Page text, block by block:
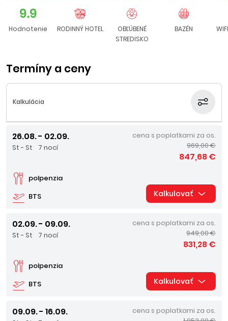
9.9
Hodnotenie RODINNÝ HOTEL
OBĽÚBENÉ
STREDISKO
BAZÉN
Termíny a ceny
Kalkulácia
26.08. - 02.09.
St - St 7 nocí
BTS
polpenzia
cena s poplatkami za os.
969,00 €
847,68 €
Kalkulovať
02.09. - 09.09.
St - St 7 nocí
BTS
polpenzia
cena s poplatkami za os.
949,00 €
831,28 €
Kalkulovať
09.09. - 16.09.
cena s poplatkami za os.